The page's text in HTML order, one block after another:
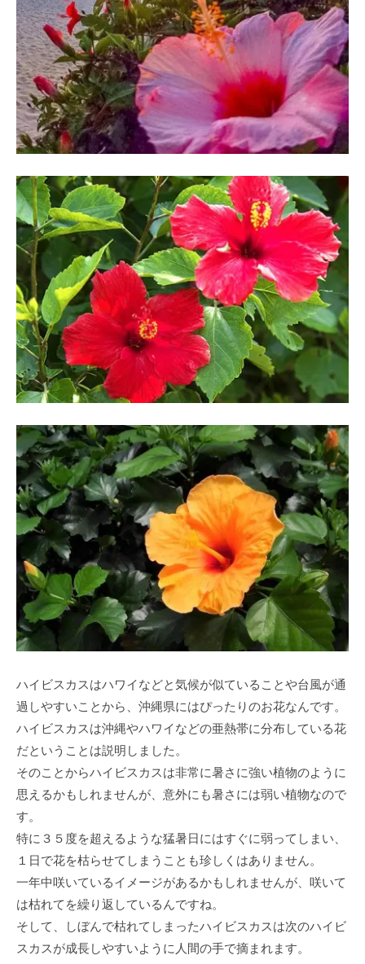
ハイビスカスはハワイなどと気候が似ていることや台風が通
過しやすいことから、沖縄県にはぴったりのお花なんです。
ハイビスカスは沖縄やハワイなどの亜熱帯に分布している花
だということは説明しました。
そのことからハイビスカスは非常に暑さに強い植物のように
思えるかもしれませんが、意外にも暑さには弱い植物なので
す。
特に３５度を超えるような猛暑日にはすぐに弱ってしまい、
１日で花を枯らせてしまうことも珍しくはありません。
一年中咲いているイメージがあるかもしれませんが、咲いて
は枯れてを繰り返しているんですね。
そして、しぼんで枯れてしまったハイビスカスは次のハイビ
スカスが成長しやすいように人間の手で摘まれます。